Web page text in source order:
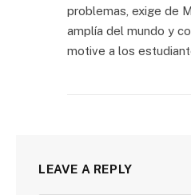
problemas, exige de
amplía del mundo y
motive a los
LEAVE A REPLY